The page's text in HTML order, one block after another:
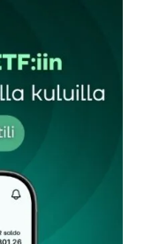
Pakolliset